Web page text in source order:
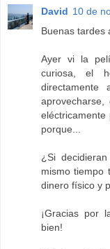
David 10 de
Buenas tardes
Ayer vi la
curiosa, el
porque...
¿Si
mismo tiempo
dinero físico y
¡Gracias por
bien!